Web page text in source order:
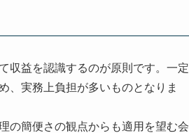
収益を認識するのが原則です。一定
、実務上負担が多いものとなりま
の簡便さの観点からも適用を望む会